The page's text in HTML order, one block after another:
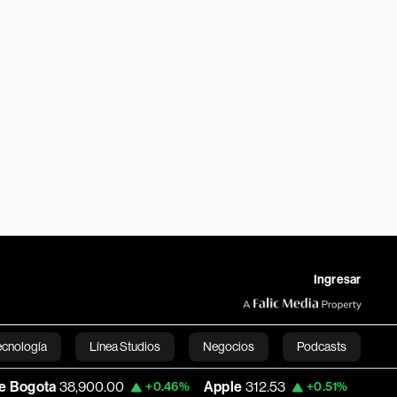
Ingresar
Línea Studios Negocios Podcasts
English+0.46% Apple 312.53 +0.51% USD COP